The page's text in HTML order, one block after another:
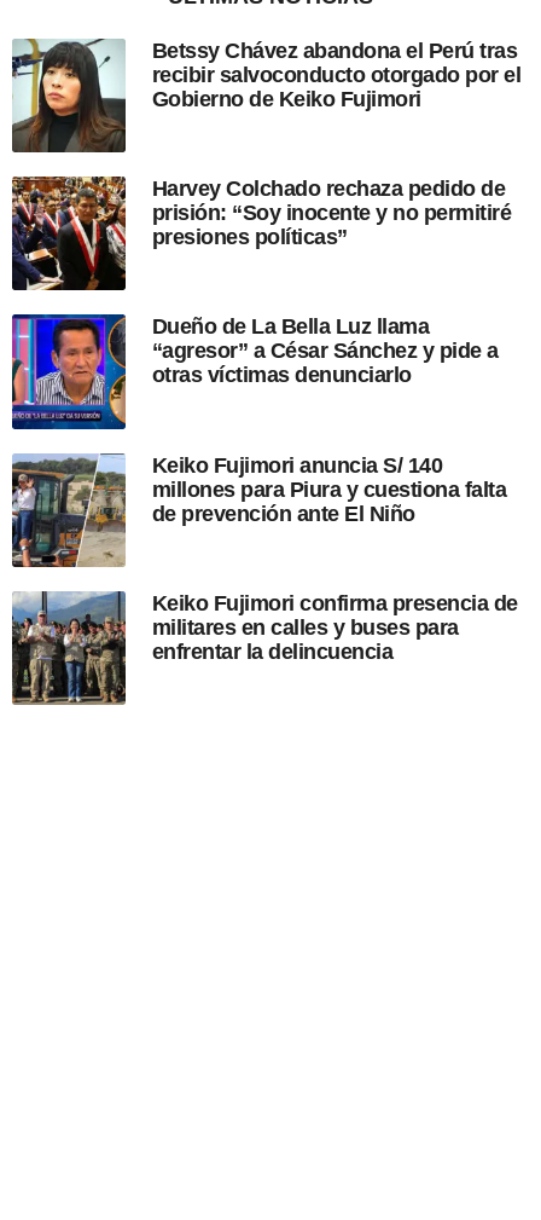
s
e
s
d
p
u
b
a
c
i
Betssy Chávez abandona el Perú tras
recibir salvoconducto otorgado por el
Gobierno de Keiko Fujimori
Harvey Colchado rechaza pedido de
prisión: “Soy inocente y no permitiré
presiones políticas”
Dueño de La Bella Luz llama
“agresor” a César Sánchez y pide a
otras víctimas denunciarlo
Keiko Fujimori anuncia S/ 140
millones para Piura y cuestiona falta
de prevención ante El Niño
Keiko Fujimori confirma presencia de
militares en calles y buses para
enfrentar la delincuencia